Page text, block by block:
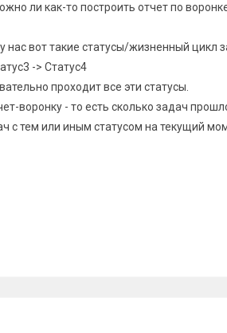
ли как-то построить отчет по
нас вот такие статусы/жизненный цикл
-> Статус4
проходит все эти статусы.
воронку - то есть сколько задач
с тем или иным статусом на текущий